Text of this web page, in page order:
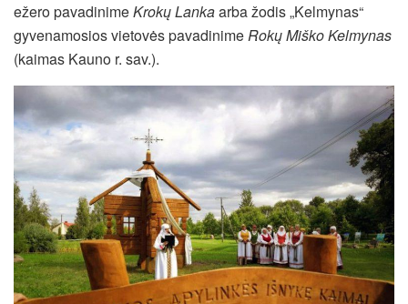
ežero pavadinimeKrokų Lankaarba žodis „Kelmynas“
gyvenamosios vietovės pavadinimeRokų Miško Kelmynas
(kaimas Kauno r. sav.).